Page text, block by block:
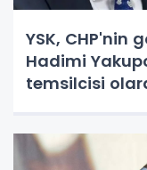
YSK, CHP'nin
Hadimi
temsilcisi